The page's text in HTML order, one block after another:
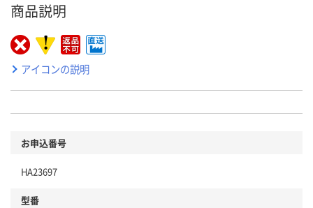
商品説明
アイコンの説明
お申込番号
HA23697
型番